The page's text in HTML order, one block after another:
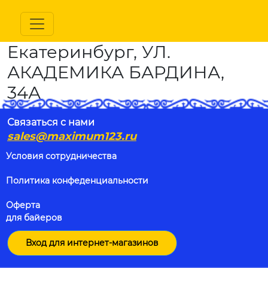
Екатеринбург, УЛ.
АКАДЕМИКА БАРДИНА,
34А
Связаться с нами
sales@maximum123.ru
Условия сотрудничества
Политика конфеденциальности
Оферта
для байеров
Вход для интернет-магазинов